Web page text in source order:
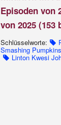
Episoden von
von 2025 (153
Schlüsselworte:
Smashing Pumpkins
Linton Kwesi